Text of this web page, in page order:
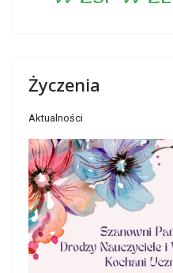
Życzenia
Aktualności